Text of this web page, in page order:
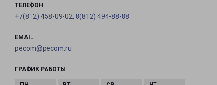
ТЕЛЕФОН
+7(812) 458-09-02, 8(812) 494-88-88
EMAIL
pecom@pecom.ru
ГРАФИК РАБОТЫ